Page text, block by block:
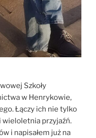
Szkoły
w Henrykowie,
Łączy ich nie tylko
wieloletnia przyjaźń.
i napisałem już na